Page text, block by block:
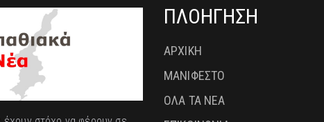
ΠΛΟΗΓΗΣΗ
ΑΡΧΙΚΗ
ΜΑΝΙΦΕΣΤΟ
ΟΛΑ ΤΑ ΝΕΑ